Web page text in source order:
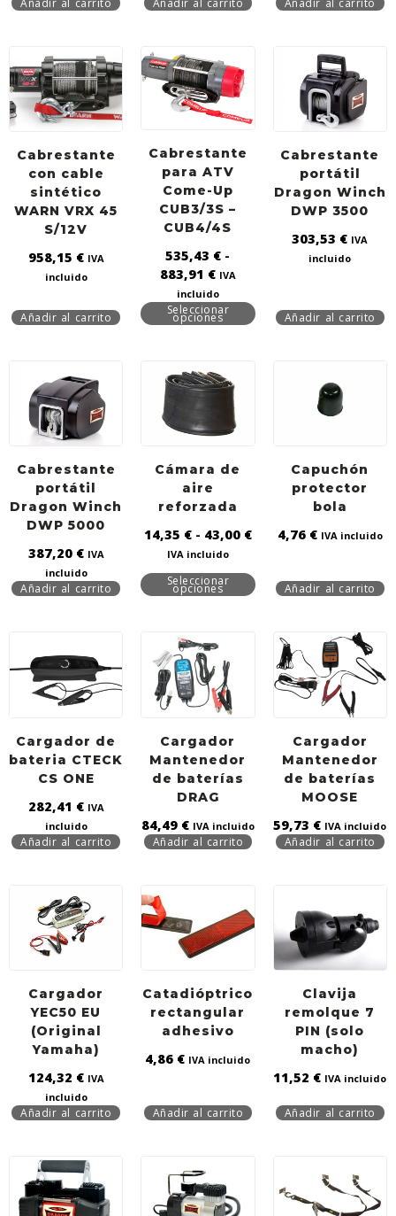
Cabrestante
con cable
sintético
WARN VRX 45
S/12V
958,15 € IVA
incluido
Añadir al carrito
Cabrestante
para ATV
Come-Up
CUB3/3S –
CUB4/4S
535,43 € -
883,91 € IVA
incluido
Seleccionar
opciones
Cabrestante
portátil
Dragon Winch
DWP 3500
303,53 € IVA
incluido
Añadir al carrito
Cabrestante
portátil
Dragon Winch
DWP 5000
387,20 € IVA
incluido
Añadir al carrito
Cámara de
aire
reforzada
14,35 € - 43,00 €
IVA incluido
Seleccionar
opciones
Capuchón
protector
bola
4,76 € IVA incluido
Añadir al carrito
Cargador de
bateria CTECK
CS ONE
282,41 € IVA
incluido
Añadir al carrito
Cargador
Mantenedor
de baterías
DRAG
84,49 € IVA incluido
Añadir al carrito
Cargador
Mantenedor
de baterías
MOOSE
59,73 € IVA incluido
Añadir al carrito
Cargador
YEC50 EU
(Original
Yamaha)
124,32 € IVA
incluido
Añadir al carrito
Catadióptrico
rectangular
adhesivo
4,86 € IVA incluido
Añadir al carrito
Clavija
remolque 7
PIN (solo
macho)
11,52 € IVA incluido
Añadir al carrito